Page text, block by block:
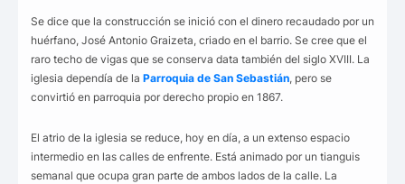
Se dice que la construcción se inició con el dinero recaudado por un
huérfano, José Antonio Graizeta, criado en el barrio. Se cree que el
raro techo de vigas que se conserva data también del siglo XVIII. La
iglesia dependía de la Parroquia de San Sebastián, pero se
convirtió en parroquia por derecho propio en 1867.
El atrio de la iglesia se reduce, hoy en día, a un extenso espacio
intermedio en las calles de enfrente. Está animado por un tianguis
semanal que ocupa gran parte de ambos lados de la calle. La